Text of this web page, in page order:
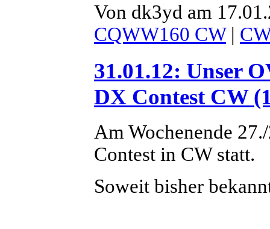
Von dk3yd am
CQWW160 CW|
31.01.12: Unser
DX Contest CW
Am Wochenende
Contest in CW statt.
Soweit bisher